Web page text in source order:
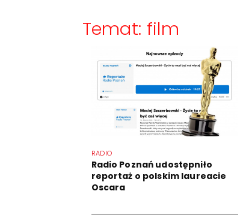
Temat: film
RADIO
Radio Poznań udostępniło
reportaż o polskim laureacie
Oscara